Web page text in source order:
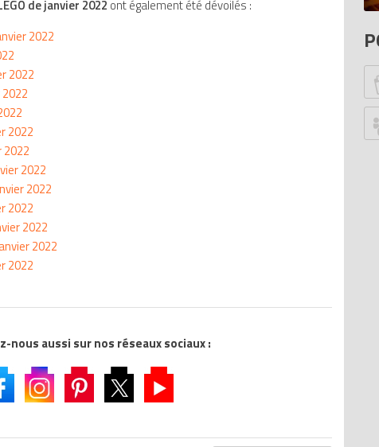
de janvier 2022 ont également été dévoilés :
2022
2022
2022
2022
2022
2022
2022
2022
2022
2022
nous aussi sur nos réseaux sociaux :